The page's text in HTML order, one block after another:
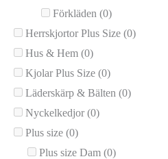
Förkläden (0)
Herrskjortor Plus Size (0)
Hus & Hem (0)
Kjolar Plus Size (0)
Läderskärp & Bälten (0)
Nyckelkedjor (0)
Plus size (0)
Plus size Dam (0)